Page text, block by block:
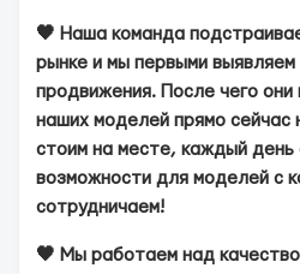
🖤 Наша команда
рынке и мы первыми
продвижения. После чего
наших моделей прямо
стоим на месте, каждый день
возможности для моделей с
сотрудничаем!
🖤 Мы работаем над